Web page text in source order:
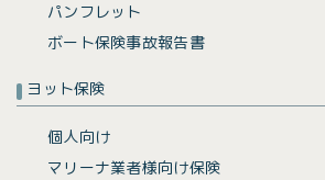
パンフレット
ボート保険事故報告書
ヨット保険
個人向け
マリーナ業者様向け保険